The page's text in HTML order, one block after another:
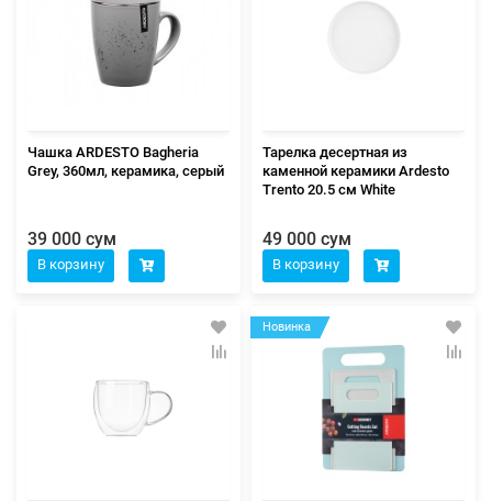
Чашка ARDESTO Bagheria
Grey, 360мл, керамика, серый
39 000 сум
В корзину
Тарелка десертная из
каменной керамики Ardesto
Trento 20.5 см White
49 000 сум
В корзину
Новинка